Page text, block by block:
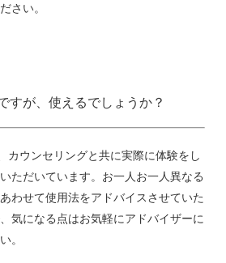
さい。
すが、使えるでしょうか？
カウンセリングと共に実際に体験をし
ただいています。お一人お一人異なる
わせて使用法をアドバイスさせていた
気になる点はお気軽にアドバイザーに
。